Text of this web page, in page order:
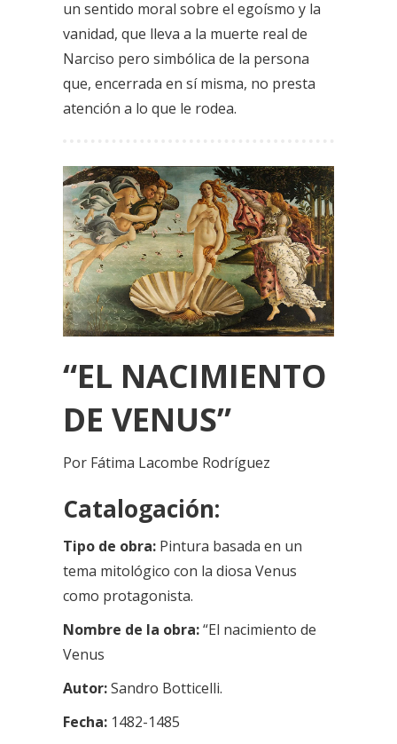
un sentido moral sobre el egoísmo y la
vanidad, que lleva a la muerte real de
Narciso pero simbólica de la persona
que, encerrada en sí misma, no presta
atención a lo que le rodea.
“EL NACIMIENTO
DE VENUS”
Por Fátima Lacombe Rodríguez
Catalogación:
Tipo de obra: Pintura basada en un
tema mitológico con la diosa Venus
como protagonista.
Nombre de la obra:“El nacimiento de
Venus
Autor:Sandro Botticelli.
Fecha: 1482-1485